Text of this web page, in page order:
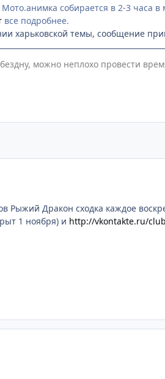
собирается в 2-3 часа
все подробнее.
харьковской темы, сообщение
можно неплохо провести
Рыжий Дракон сходка каждое
1 ноября) и http://vkontakte.ru/